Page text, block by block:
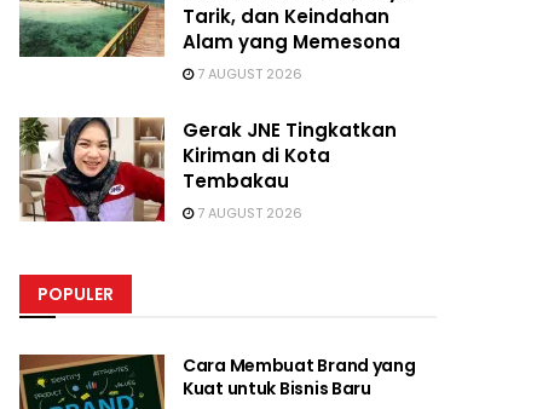
Tarik, dan Keindahan
Alam yang Memesona
7 AUGUST 2026
Gerak JNE Tingkatkan
Kiriman di Kota
Tembakau
7 AUGUST 2026
POPULER
Cara Membuat Brand yang
Kuat untuk Bisnis Baru